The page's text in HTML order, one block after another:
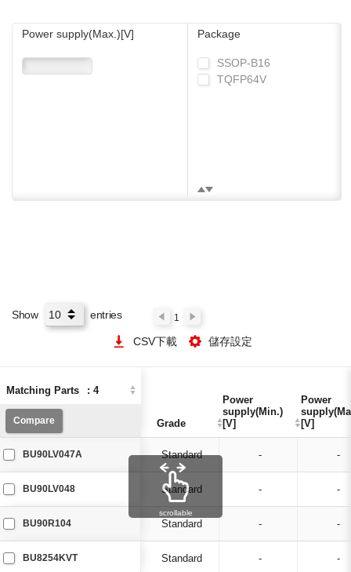
Power supply(Max.)[V] Package
SSOP-B16
TQFP64V
Show entries 1
CSV下載 儲存設定
Matching Parts : 4
Compare Grade
Power
supply(Min.)
[V]
Power
[V]
BU90LV047A Standard - -
BU90LV048 Standard - -
BU90R104 Standard - -
BU8254KVT Standard - -
Matching Parts : 4
Compare Grade
Power
supply(Min.)
[V]
Power
[V]
scrollable